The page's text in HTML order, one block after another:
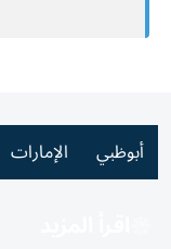
أبوظبي الإمارات